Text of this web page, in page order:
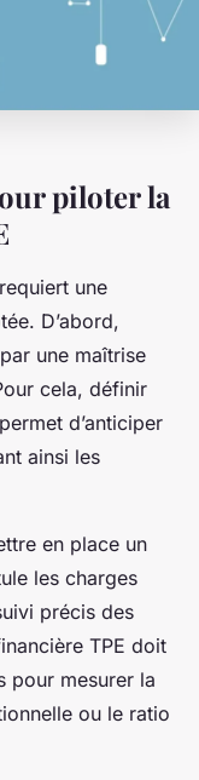
piloter la
une
D’abord,
une maîtrise
cela, définir
d’anticiper
ainsi les
en place un
les charges
précis des
TPE doit
pour mesurer la
ou le ratio